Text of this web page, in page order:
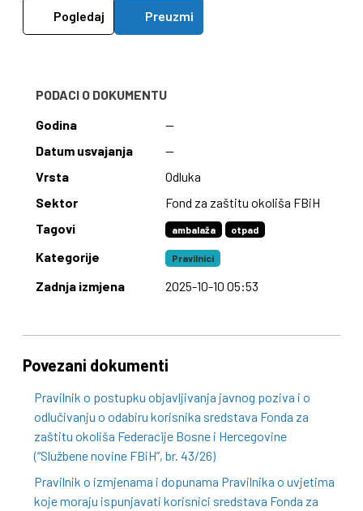
Pogledaj Preuzmi
PODACI O DOKUMENTU
Godina
—
Datum usvajanja
—
Vrsta
Odluka
Sektor
Fond za zaštitu okoliša FBiH
Tagovi
ambalaža otpad
Kategorije Pravilnici
Zadnja izmjena 2025-10-10 05:53
Povezani dokumenti
Pravilnik o postupku objavljivanja javnog poziva i o
odlučivanju o odabiru korisnika sredstava Fonda za
zaštitu okoliša Federacije Bosne i Hercegovine
(“Službene novine FBiH”, br. 43/26)
Pravilnik o izmjenama i dopunama Pravilnika o uvjetima
koje moraju ispunjavati korisnici sredstava Fonda za